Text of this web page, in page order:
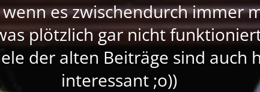
es zwischendurch immer
plötzlich gar nicht
der alten Beiträge sind auch
interessant ;o))